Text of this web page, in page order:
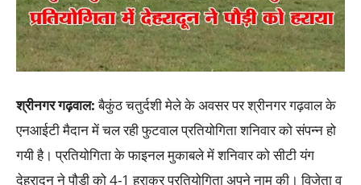
श्रीनगर गढ़वाल:बैकुंठ चतुर्दशी मेले के अवसर पर श्रीनगर गढ़वाल के
एनआईटी मैदान में चल रही फुटवाल प्रतियोगिता शनिवार को संपन्न हो
गयी है। प्रतियोगिता के फाइनल मुकाबले में शनिवार को सीटी यंग
देहरादून ने पौड़ी को 4-1 हराकर प्रतियोगिता अपने नाम की। विजेता व